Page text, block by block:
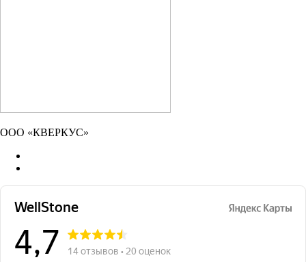
ООО «КВЕРКУС»